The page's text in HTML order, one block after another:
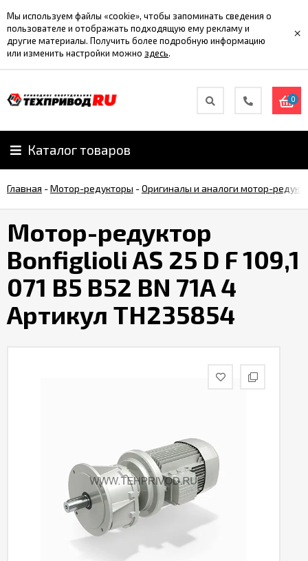
Мы используем файлы «cookie», чтобы запоминать сведения о
пользователе и отображать подходящую ему рекламу и
другие материалы. Получить более подробную информацию
или изменить настройки можно здесь.
×
0
Каталог товаров
Главная -Мотор-редукторы -Оригиналы и аналоги мотор-
Мотор-редуктор
Bonfiglioli AS 25 D F 109,1
071 B5 B52 BN 71A 4
Артикул TH235854